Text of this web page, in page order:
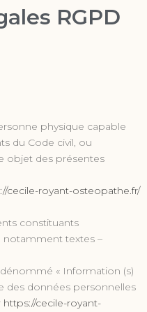
RGPD
physique capable
du Code civil, ou
objet des présentes
cecile-royant-osteopathe.fr/
constituants
notamment textes –
« Information (s)
des données personnelles
https://cecile-royant-